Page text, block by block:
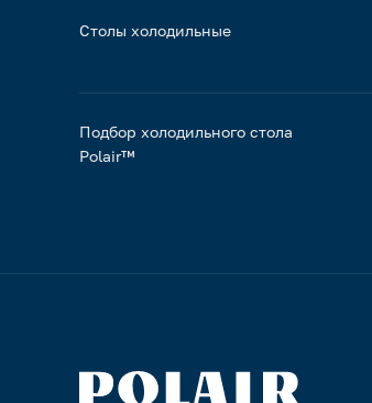
Столы холодильные
Подбор холодильного стола
Polair™